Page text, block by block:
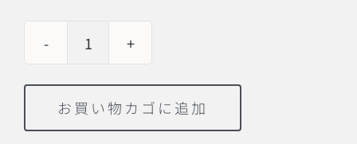
FilMelange
VOLKER
2-
OAR
お買い物カゴに追加